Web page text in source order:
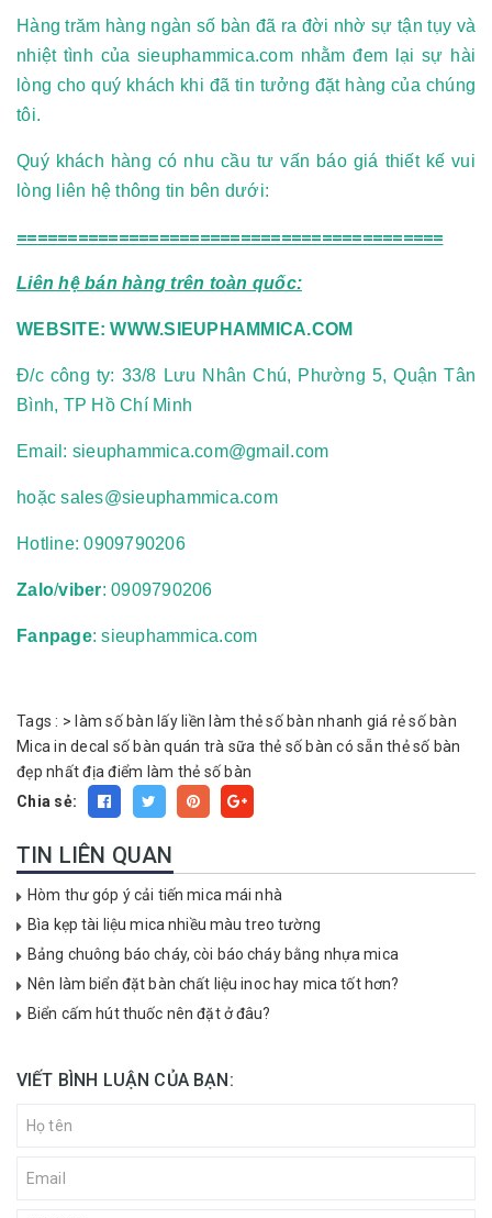
Hàng trăm hàng ngàn số bàn đã ra đời nhờ sự tận tụy và
nhiệt tình của sieuphammica.com nhằm đem lại sự hài
lòng cho quý khách khi đã tin tưởng đặt hàng của chúng
tôi.
Quý khách hàng có nhu cầu tư vấn báo giá thiết kế vui
lòng liên hệ thông tin bên dưới:
==========================================
Liên hệ bán hàng trên toàn quốc:
WEBSITE:WWW.SIEUPHAMMICA.COM
Đ/c công ty: 33/8 Lưu Nhân Chú, Phường 5, Quận Tân
Bình, TP Hồ Chí Minh
Email: sieuphammica.com@gmail.com
hoặcsales@sieuphammica.com
Hotline:0909790206
Zalo/viber: 0909790206
Fanpage: sieuphammica.com
Tags : >làm số bàn lấy liền làm thẻ số bàn nhanh giá rẻ số bàn
Mica in decal số bàn quán trà sữa thẻ số bàn có sẵn thẻ số bàn
đẹp nhất địa điểm làm thẻ số bàn
Chia sẻ:
TIN LIÊN QUAN
Hòm thư góp ý cải tiến mica mái nhà
Bìa kẹp tài liệu mica nhiều màu treo tường
Bảng chuông báo cháy, còi báo cháy bằng nhựa mica
Nên làm biển đặt bàn chất liệu inoc hay mica tốt hơn?
Biển cấm hút thuốc nên đặt ở đâu?
VIẾT BÌNH LUẬN CỦA BẠN: